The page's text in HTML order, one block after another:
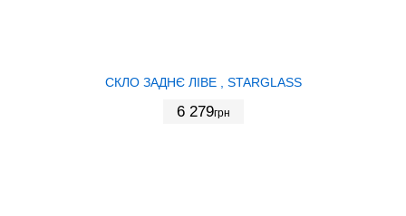
СКЛО ЗАДНЄ ЛІВЕ , STARGLASS
6 279грн